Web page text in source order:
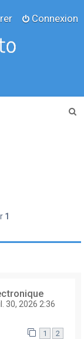
Connexion
e
1
30, 2026 2:36
1 2